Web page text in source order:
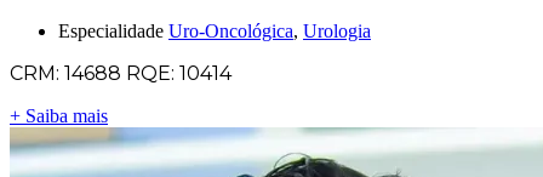
Especialidade Uro-Oncológica, Urologia
CRM: 14688 RQE: 10414
+ Saiba mais